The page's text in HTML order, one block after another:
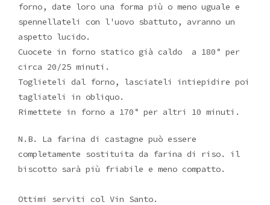
forno, date loro una forma più o meno uguale e
spennellateli con l'uovo sbattuto, avranno un
aspetto lucido.
Cuocete in forno statico già caldo a 180° per
circa 20/25 minuti.
Toglieteli dal forno, lasciateli intiepidire poi
tagliateli in obliquo.
Rimettete in forno a 170° per altri 10 minuti.
N.B. La farina di castagne può essere
completamente sostituita da farina di riso. il
biscotto sarà più friabile e meno compatto.
Ottimi serviti col Vin Santo.